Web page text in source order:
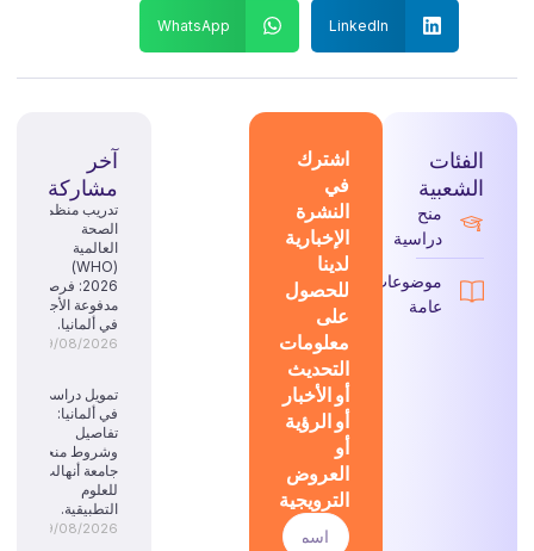
LinkedIn
WhatsApp
الفئات
الشعبية
منح
دراسية
موضوعات
عامة
اشترك
في
النشرة
الإخبارية
لدينا
للحصول
على
معلومات
التحديث
أو الأخبار
أو الرؤية
أو
العروض
الترويجية
آخر
مشاركة
تدريب منظمة
الصحة
العالمية
(WHO)
2026: فرصة
مدفوعة الأجر
في ألمانيا.
09/08/2026
تمويل دراسي
في ألمانيا:
تفاصيل
وشروط منحة
جامعة أنهالت
للعلوم
التطبيقية.
09/08/2026